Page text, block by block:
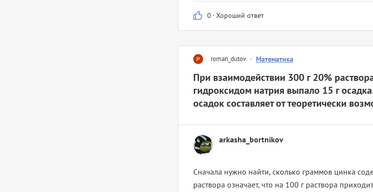
0 · Хороший ответ
roman_dutov · Математика
При взаимодействии 300 г 20%
гидроксидом натрия выпало 15 г
осадок составляет от теоретически
arkasha_bortnikov
Сначала нужно найти, сколько граммов цинка
раствора означает, что на 100 г раствора